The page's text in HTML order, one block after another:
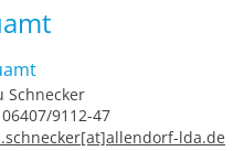
Schnecker
06407/9112-47
lda.de